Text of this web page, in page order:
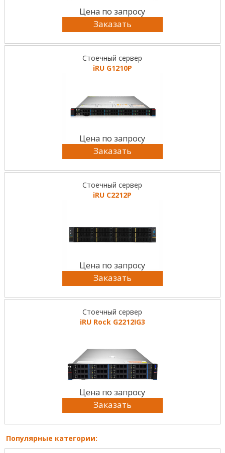
Цена по запросу
Заказать
Стоечный сервер
iRU G1210P
Цена по запросу
Заказать
Стоечный сервер
iRU C2212P
Цена по запросу
Заказать
Стоечный сервер
iRU Rock G2212IG3
Цена по запросу
Заказать
Популярные категории: